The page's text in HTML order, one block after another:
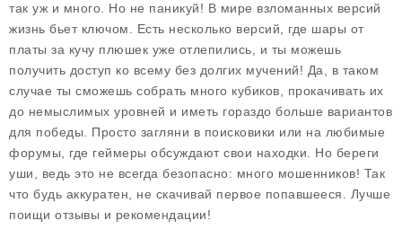
так уж и много. Но не паникуй! В мире взломанных версий
жизнь бьет ключом. Есть несколько версий, где шары от
платы за кучу плюшек уже отлепились, и ты можешь
получить доступ ко всему без долгих мучений! Да, в таком
случае ты сможешь собрать много кубиков, прокачивать их
до немыслимых уровней и иметь гораздо больше вариантов
для победы. Просто загляни в поисковики или на любимые
форумы, где геймеры обсуждают свои находки. Но береги
уши, ведь это не всегда безопасно: много мошенников! Так
что будь аккуратен, не скачивай первое попавшееся. Лучше
поищи отзывы и рекомендации!